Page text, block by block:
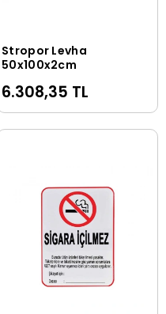
Sepete Ekle
Stropor Levha
50x100x2cm
6.308,35 TL